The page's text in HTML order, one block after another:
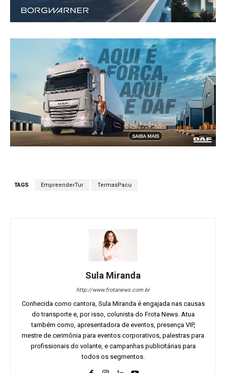
TAGS EmpreenderTur TermasPacu
Sula Miranda
http://www.frotanews.com.br
Conhecida como cantora, Sula Miranda é engajada nas causas
do transporte e, por isso, colunista do Frota News. Atua
também como, apresentadora de eventos, presença VIP,
mestre de cerimônia para eventos corporativos, palestras para
profissionais do volante, e campanhas publicitárias para
todos os segmentos.